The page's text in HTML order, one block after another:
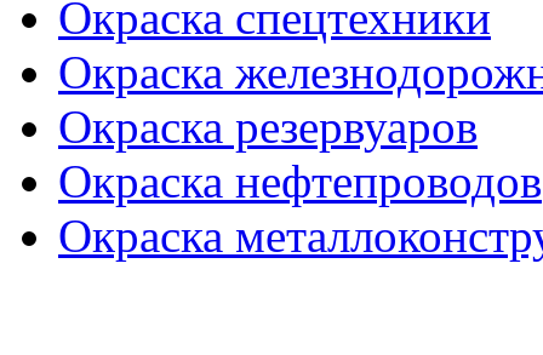
Окраска спецтехники
Окраска
Окраска резервуаров
Окраска нефтепроводов
Окраска